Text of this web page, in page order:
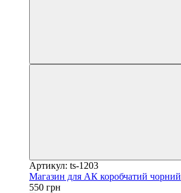
Артикул: ts-1203
Магазин для АК коробчатий чорний
550 грн